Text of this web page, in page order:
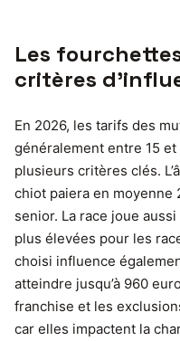
Les
critères
En 2026, les tarifs des
généralement entre 15
plusieurs critères clés.
chiot paiera en moyenne
senior. La race joue
plus élevées pour les
choisi influence
atteindre jusqu’à 960
franchise et les
car elles impactent la